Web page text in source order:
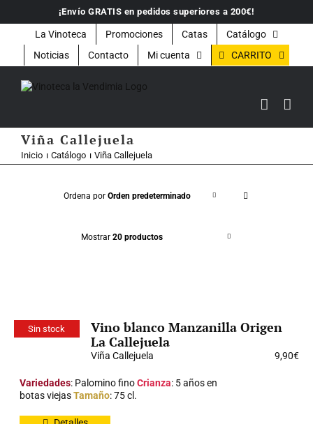
contenido
¡Envío GRATIS en pedidos superiores a 200€!
La Vinoteca Promociones Catas
Catálogo
Noticias
Contacto Mi cuenta CARRITO
Viña Callejuela
Inicio Catálogo Viña Callejuela
Ordena por Orden predeterminado
Mostrar 20 productos
Sin stock
Vino blanco Manzanilla Origen
La Callejuela
Viña Callejuela 9,90€
Variedades: Palomino finoCrianza: 5 años en
botas viejasTamaño: 75 cl.